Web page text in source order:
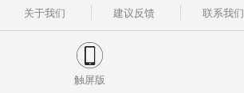
关于我们 建议反馈 联系我们
触屏版